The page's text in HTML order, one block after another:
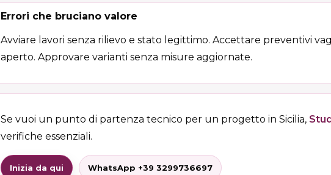
Errori che bruciano valore
Avviare lavori senza rilievo e stato legittimo. Accettare preventivi
aperto. Approvare varianti senza misure aggiornate.
Se vuoi un punto di partenza tecnico per un progetto in Sicilia,
verifiche essenziali.
Inizia da qui WhatsApp +39 3299736697